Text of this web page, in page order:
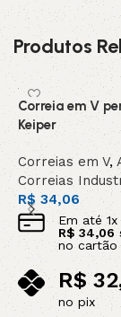
Produtos
Correia em V
Keiper
Correias em V,
Correias
R$ 34,06
Em até 1x
R$34,06
no cartão
R$
no pix